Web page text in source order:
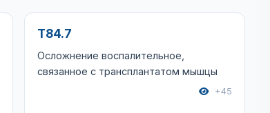
T84.7
Осложнение воспалительное,
связанное с трансплантатом мышцы
+45